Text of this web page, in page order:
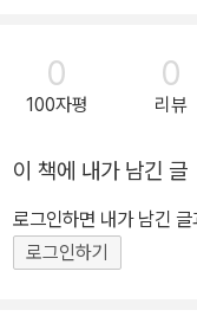
회를 움직이는 제도와
회에 일으킨 부작용은
과 전략적 동반자 관계
미국의 눈에 비친 중국뿐
도 함께 고찰해야 할 것
동 비교연구》는 큰 의미
사회학과 교수들이 4년
0
100자평
0
리뷰
이 책에 내가 남긴 글
로그인하면 내가 남긴
로그인하기